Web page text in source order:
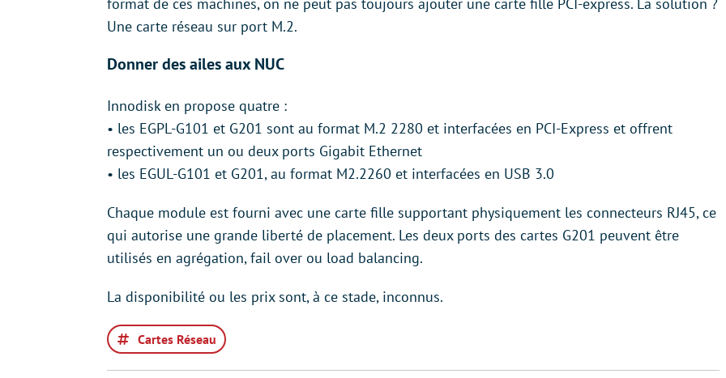
Une carte réseau sur port M.2.
Donner des ailes aux NUC
Innodisk en propose quatre :
• les EGPL-G101 et G201 sont au format M.2 2280 et interfacées en PCI-Express et offrent
respectivement un ou deux ports Gigabit Ethernet
• les EGUL-G101 et G201, au format M2.2260 et interfacées en USB 3.0
Chaque module est fourni avec une carte fille supportant physiquement les connecteurs RJ45, ce
qui autorise une grande liberté de placement. Les deux ports des cartes G201 peuvent être
utilisés en agrégation, fail over ou load balancing.
La disponibilité ou les prix sont, à ce stade, inconnus.
Cartes Réseau